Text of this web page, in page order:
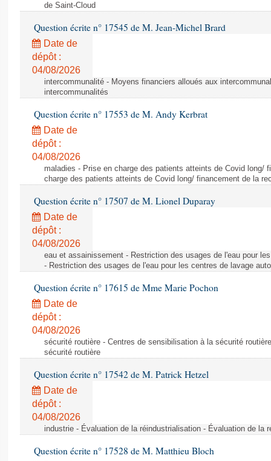
de Saint-Cloud
Question écrite n° 17545 de M. Jean-Michel Brard
Date de
dépôt :
04/08/2026
intercommunalité - Moyens financiers alloués aux
intercommunalités
Question écrite n° 17553 de M. Andy Kerbrat
Date de
dépôt :
04/08/2026
maladies - Prise en charge des patients atteints de Covid long/
charge des patients atteints de Covid long/ financement de la
Question écrite n° 17507 de M. Lionel Duparay
Date de
dépôt :
04/08/2026
eau et assainissement - Restriction des usages de l'eau pour
- Restriction des usages de l'eau pour les centres de lavage
Question écrite n° 17615 de Mme Marie Pochon
Date de
dépôt :
04/08/2026
sécurité routière - Centres de sensibilisation à la sécurité
sécurité routière
Question écrite n° 17542 de M. Patrick Hetzel
Date de
dépôt :
04/08/2026
industrie - Évaluation de la réindustrialisation - Évaluation de la
Question écrite n° 17528 de M. Matthieu Bloch